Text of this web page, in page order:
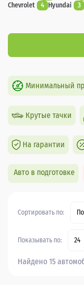
Chevrolet
4 Hyundai 3
Минимальный
Крутые тачки
На гарантии
Авто в подготовке
Сортировать по:
Показывать по: 24
Найдено 15